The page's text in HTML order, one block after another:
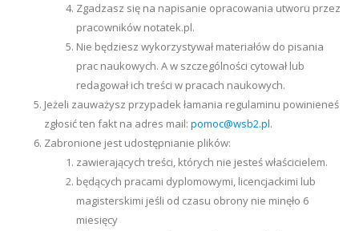
Zgadzasz się na napisanie opracowania utworu przez
pracowników notatek.pl.
Nie będziesz wykorzystywał materiałów do pisania
prac naukowych. A w szczególności cytował lub
redagował ich treści w pracach naukowych.
Jeżeli zauważysz przypadek łamania regulaminu powinieneś
zgłosić ten fakt na adres mail: pomoc@wsb2.pl.
Zabronione jest udostępnianie plików:
zawierających treści, których nie jesteś właścicielem.
będących pracami dyplomowymi, licencjackimi lub
magisterskimi jeśli od czasu obrony nie minęło 6
miesięcy